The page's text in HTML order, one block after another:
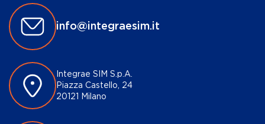
info@integraesim.it
Integrae SIM S.p.A.
Piazza Castello, 24
20121 Milano